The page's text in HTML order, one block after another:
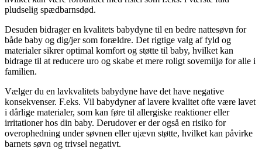
pludselig spædbarnsdød.
Desuden bidrager en kvalitets babydyne til en bedre nattesøvn for
både baby og dig/jer som forældre. Det rigtige valg af fyld og
materialer sikrer optimal komfort og støtte til baby, hvilket kan
bidrage til at reducere uro og skabe et mere roligt sovemiljø for alle i
familien.
Vælger du en lavkvalitets babydyne have det have negative
konsekvenser. F.eks. Vil babydyner af lavere kvalitet ofte være lavet
i dårlige materialer, som kan føre til allergiske reaktioner eller
irritationer hos din baby. Derudover er der også en risiko for
overophedning under søvnen eller ujævn støtte, hvilket kan påvirke
barnets søvn og trivsel negativt.